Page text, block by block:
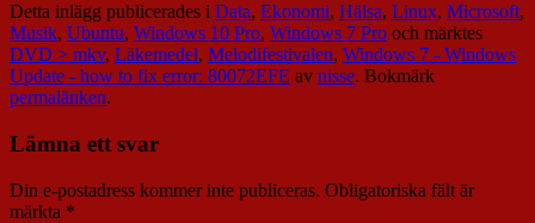
Detta inlägg publicerades i Data, Ekonomi, Hälsa, Linux, Microsoft,
Musik, Ubuntu, Windows 10 Pro, Windows 7 Pro och märktes
DVD > mkv, Läkemedel, Melodifestivalen, Windows 7 - Windows
Update - how to fix error: 80072EFE av nisse. Bokmärk
permalänken.
Lämna ett svar
Din e-postadress kommer inte publiceras. Obligatoriska fält är
märkta *